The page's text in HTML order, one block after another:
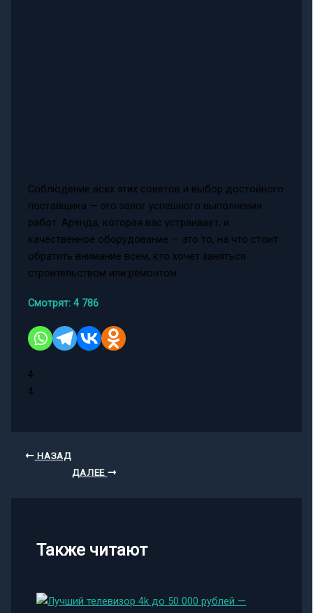
Соблюдение всех этих советов и выбор достойного
поставщика — это залог успешного выполнения
работ. Аренда, которая вас устраивает, и
качественное оборудование — это то, на что стоит
обратить внимание всем, кто хочет заняться
строительством или ремонтом.
Смотрят: 4 786
4
4
НАЗАД
ДАЛЕЕ
Также читают